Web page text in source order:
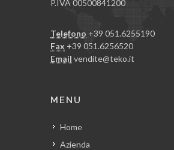
P.IVA 00500841200
Telefono +39 051.6255190
Fax +39 051.6256520
Email vendite@teko.it
MENU
Home
Azienda